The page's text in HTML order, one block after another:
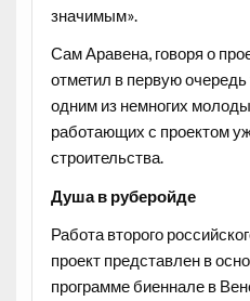
значимым».
Сам Аравена, говоря о
отметил в первую очередь
одним из немногих
работающих с проектом
строительства.
Душа в руберойде
Работа второго
проект представлен в
программе биеннале в